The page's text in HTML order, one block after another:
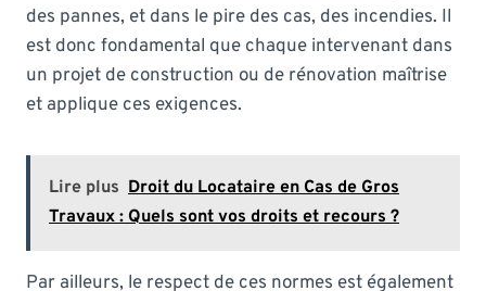
des pannes, et dans le pire des cas, des incendies. Il
est donc fondamental que chaque intervenant dans
un projet de construction ou de rénovation maîtrise
et applique ces exigences.
Lire plus Droit du Locataire en Cas de Gros
Travaux : Quels sont vos droits et recours ?
Par ailleurs, le respect de ces normes est également